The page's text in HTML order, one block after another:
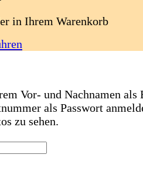
in Ihrem Warenkorb
Vor- und Nachnamen als
als Passwort
zu sehen.